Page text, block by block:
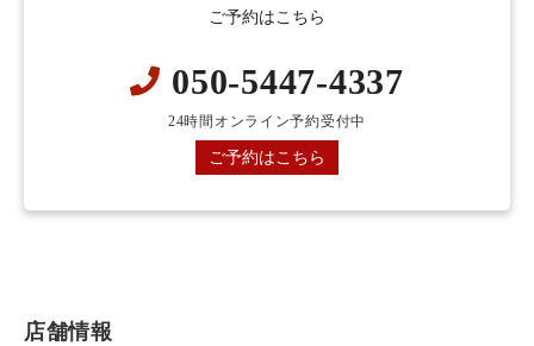
ご予約はこちら
050-5447-4337
24時間オンライン予約受付中
ご予約はこちら
店舗情報